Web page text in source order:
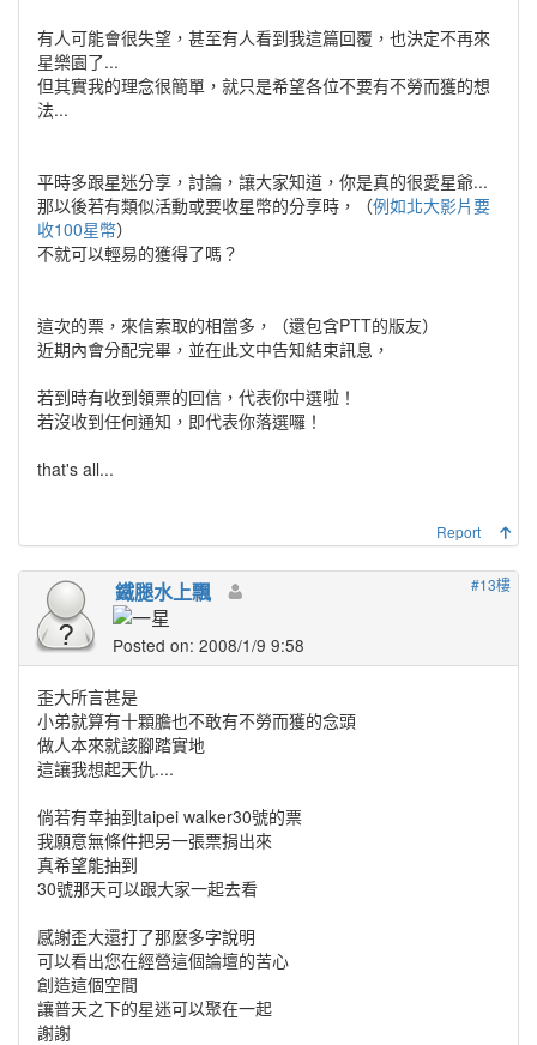
有人可能會很失望，甚至有人看到我這篇回覆，也決定不再來
星樂園了...
但其實我的理念很簡單，就只是希望各位不要有不勞而獲的想
法...
平時多跟星迷分享，討論，讓大家知道，你是真的很愛星爺...
那以後若有類似活動或要收星幣的分享時，（例如北大影片要
收100星幣）
不就可以輕易的獲得了嗎？
這次的票，來信索取的相當多，（還包含PTT的版友）
近期內會分配完畢，並在此文中告知結束訊息，
若到時有收到領票的回信，代表你中選啦！
若沒收到任何通知，即代表你落選囉！
that's all...
Report
#13樓
鐵腿水上飄
Posted on: 2008/1/9 9:58
歪大所言甚是
小弟就算有十顆膽也不敢有不勞而獲的念頭
做人本來就該腳踏實地
這讓我想起天仇....
倘若有幸抽到taipei walker30號的票
我願意無條件把另一張票捐出來
真希望能抽到
30號那天可以跟大家一起去看
感謝歪大還打了那麼多字說明
可以看出您在經營這個論壇的苦心
創造這個空間
讓普天之下的星迷可以聚在一起
謝謝